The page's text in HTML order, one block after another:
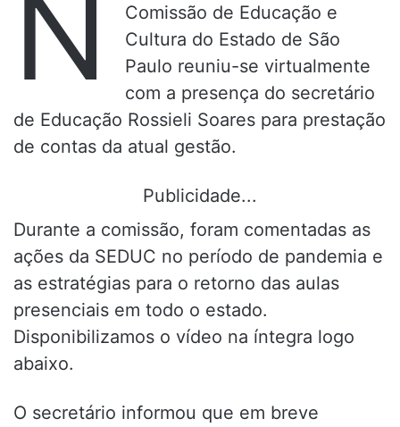
N
Comissão de Educação e
Cultura do Estado de São
Paulo reuniu-se virtualmente
com a presença do secretário
de Educação Rossieli Soares para prestação
de contas da atual gestão.
Publicidade...
Durante a comissão, foram comentadas as
ações da SEDUC no período de pandemia e
as estratégias para o retorno das aulas
presenciais em todo o estado.
Disponibilizamos o vídeo na íntegra logo
abaixo.
O secretário informou que em breve